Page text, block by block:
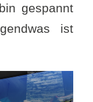
gespannt
ist